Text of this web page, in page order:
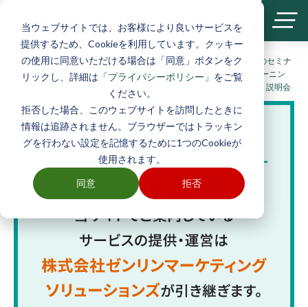
当ウェブサイトでは、お客様により良いサービスを
提供するため、Cookieを利用しています。クッキー
の使用に同意いただける場合は「同意」ボタンをク
リックし、詳細は 「プライバシーポリシー」 をご覧
ください。
拒否した場合、このウェブサイトを訪問したときに
情報は追跡されません。ブラウザーではトラッキン
グを行わない設定を記憶するために1つのCookieが
使用されます。
同意 拒否
| サポート
ホーム> サポートについて>エリアマーケティングと商圏分析のセミナ
ー・イベント
>2022年11月29日（火）開催 無料オンライントレーニン
グ 便利機能テクニック『TerraMap Standard/DXユーザ様応用編』説明会